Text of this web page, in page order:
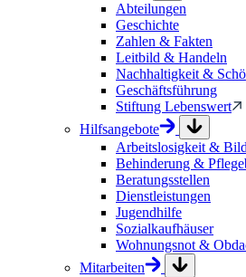
Abteilungen
Geschichte
Zahlen & Fakten
Leitbild & Handeln
Nachhaltigkeit &
Geschäftsführung
Stiftung Lebenswert
Hilfsangebote
Arbeitslosigkeit &
Behinderung &
Beratungsstellen
Dienstleistungen
Jugendhilfe
Sozialkaufhäuser
Wohnungsnot &
Mitarbeiten